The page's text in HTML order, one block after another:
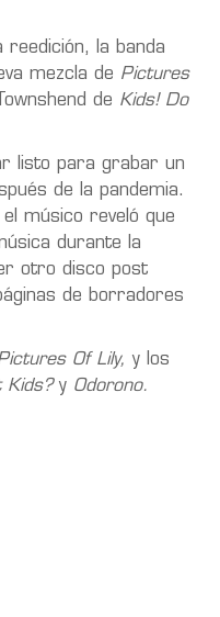
reedición, la banda
mezcla de Pictures
de Kids! Do
listo para grabar un
de la pandemia.
músico reveló que
durante la
otro disco post
de borradores
Of Lily, y los
Kids? y Odorono.